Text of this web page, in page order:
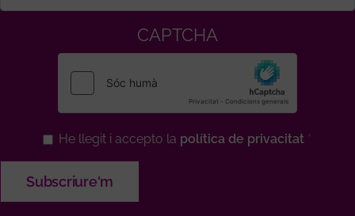
CAPTCHA
He llegit i accepto la política de privacitat